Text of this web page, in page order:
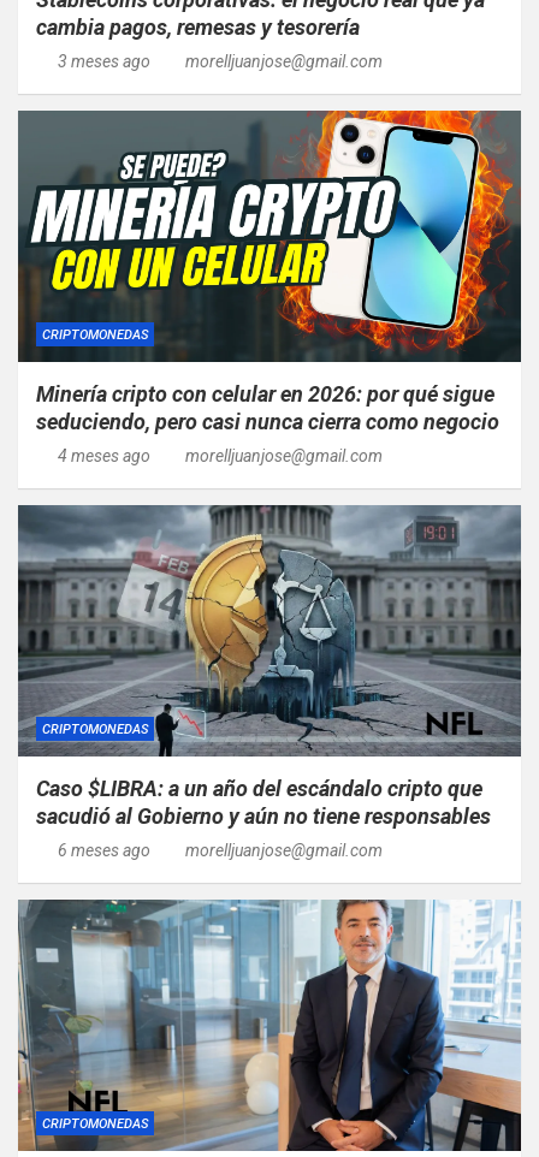
cambia pagos, remesas y tesorería
3 meses ago morelljuanjose@gmail.com
CRIPTOMONEDAS
Minería cripto con celular en 2026: por qué sigue
seduciendo, pero casi nunca cierra como negocio
4 meses ago morelljuanjose@gmail.com
CRIPTOMONEDAS
Caso $LIBRA: a un año del escándalo cripto que
sacudió al Gobierno y aún no tiene responsables
6 meses ago morelljuanjose@gmail.com
CRIPTOMONEDAS